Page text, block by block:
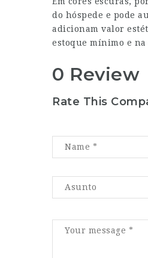
do hóspede e pode
adicionam valor
estoque mínimo e
0 Review
Rate This